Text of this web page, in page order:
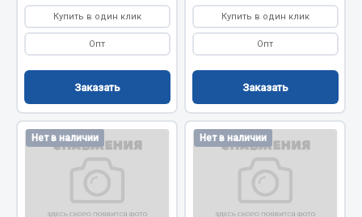
Показать ещё
Весь раздел
Запчасти FAW
Подвеска
Сцепление
Купить в один клик
Опт
Заказать
Купить в один клик
Опт
Заказать
Нет в наличии Нет в наличии